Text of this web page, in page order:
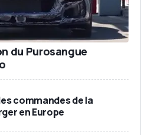
du Purosangue
commandes de la
en Europe